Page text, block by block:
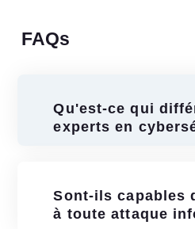
FAQs
Qu'est-ce qui
experts en
Sont-ils capables
à toute attaque